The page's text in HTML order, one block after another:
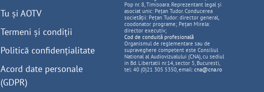
Tu și AOTV
Termeni și condiții
Politică confidențialitate
Acord date personale
(GDPR)
Pop nr. 8, Timisoara. Reprezentant legal și
asociat unic: Pețan Tudor. Conducerea
societății: Pețan Tudor: director general,
coodonator programe; Pețan Mirela:
director executiv;
Cod de conduită profesională
Organismul de reglementare sau de
supraveghere competent este Consiliul
National al Audiovizualului (CNA), cu sediul
in Bd. Libertatii nr.14, sector 5, Bucuresti,
tel: 40 (0)21 305 5350, email: cna@cna.ro